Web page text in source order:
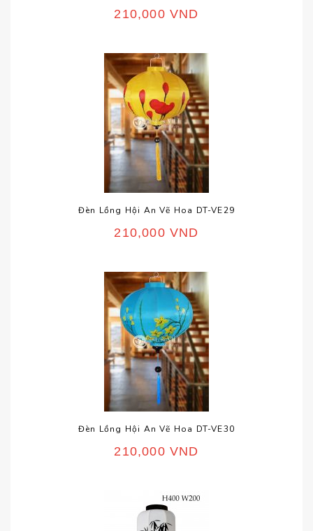
210,000 VND
Đèn Lồng Hội An Vẽ Hoa DT-VE29
210,000 VND
Đèn Lồng Hội An Vẽ Hoa DT-VE30
210,000 VND